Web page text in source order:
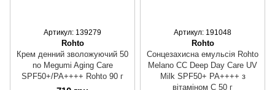
Артикул: 139279
Rohto
Крем денний зволожуючий 50
no Megumi Aging Care
SPF50+/PA++++ Rohto 90 г
Артикул: 191048
Rohto
Cонцезахисна емульсія Rohto
Melano CC Deep Day Care UV
Milk SPF50+ PA++++ з
вітаміном С 50 г